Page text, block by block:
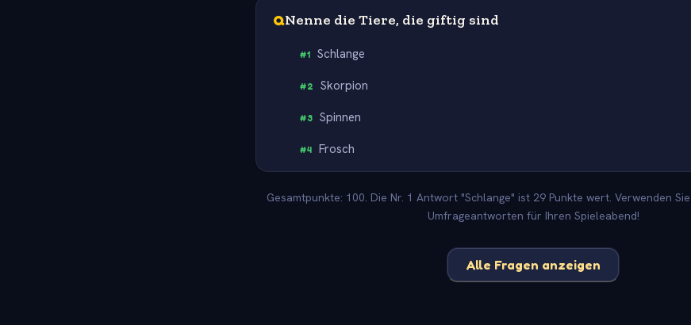
QNenne die Tiere, die giftig sind
#1 Schlange
#2 Skorpion
#3 Spinnen
#4 Frosch
Gesamtpunkte: 100. Die Nr. 1 Antwort "Schlange" ist 29 Punkte wert. Verwenden
Umfrageantworten für Ihren Spieleabend!
Alle Fragen anzeigen